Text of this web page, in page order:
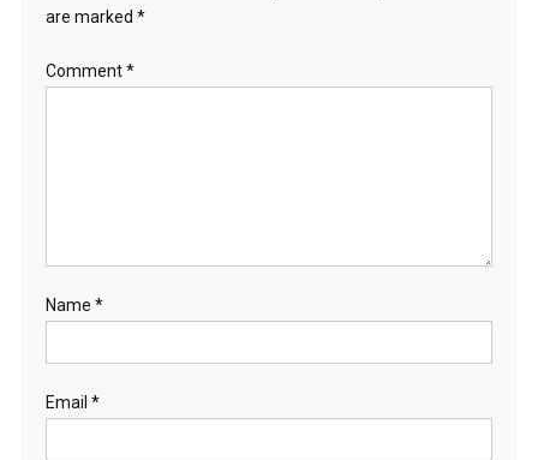
are marked *
Comment*
Name *
Email *